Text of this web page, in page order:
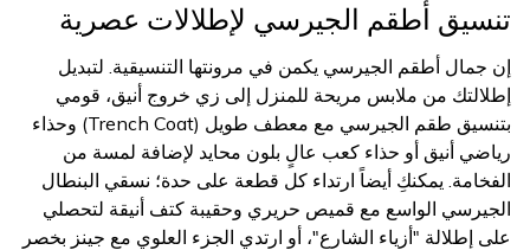
تنسيق أطقم الجيرسي لإطلالات عصرية
إن جمال أطقم الجيرسي يكمن في مرونتها التنسيقية. لتبديل
إطلالتك من ملابس مريحة للمنزل إلى زي خروج أنيق، قومي
بتنسيق طقم الجيرسي مع معطف طويل (Trench Coat) وحذاء
رياضي أنيق أو حذاء كعب عالٍ بلون محايد لإضافة لمسة من
الفخامة. يمكنكِ أيضاً ارتداء كل قطعة على حدة؛ نسقي البنطال
الجيرسي الواسع مع قميص حريري وحقيبة كتف أنيقة لتحصلي
على إطلالة "أزياء الشارع"، أو ارتدي الجزء العلوي مع جينز بخصر